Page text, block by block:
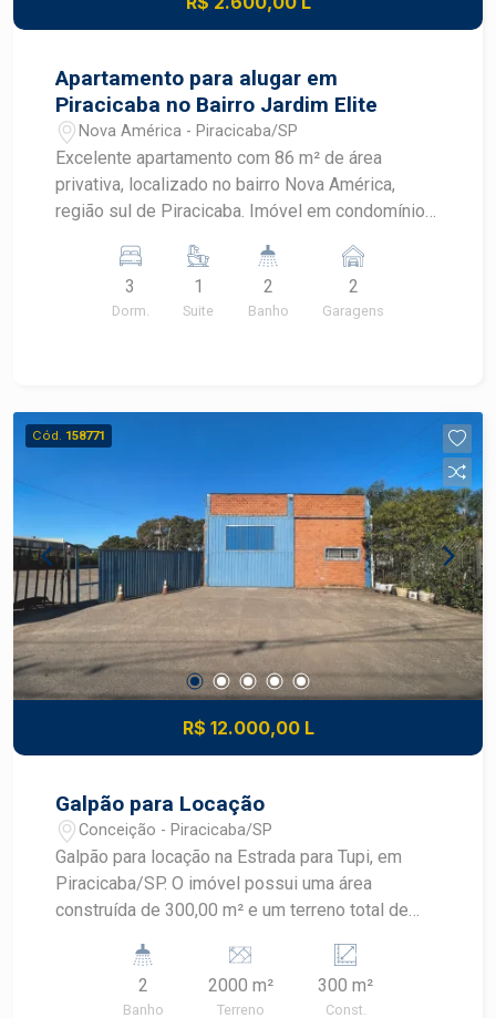
Apartamento para alugar em
Piracicaba no Bairro Jardim Elite
Nova América - Piracicaba/SP
Excelente apartamento com 86 m² de área
privativa, localizado no bairro Nova América,
região sul de Piracicaba. Imóvel em condomínio
segurança e praticidade no dia a dia.
Características do imóvel: - 03 dormitórios,
sendo 01 suíte - 02 banheiros - Sala de estar
Espaço fitness - Espaço kids - Salão de festas -
Área de lazer Localização estratégica, próximo a
comércios, serviços, escolas e com fácil acesso
às principais vias da cidade.
3
Dorm.
1
Suite
2
Banho
2
Garagens
Cód. 158771
R$ 12.000,00 L
Galpão para Locação
Conceição - Piracicaba/SP
Galpão para locação na Estrada para Tupi, em
Piracicaba/SP. O imóvel possui uma área
construída de 300,00 m² e um terreno total de
industriais. Para mais informações, entre em
2
Banho
2000 m²
Terreno
300 m²
Const.